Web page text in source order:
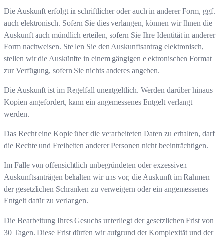
Die Auskunft erfolgt in schriftlicher oder auch in anderer Form, ggf.
auch elektronisch. Sofern Sie dies verlangen, können wir Ihnen die
Auskunft auch mündlich erteilen, sofern Sie Ihre Identität in anderer
Form nachweisen. Stellen Sie den Auskunftsantrag elektronisch,
stellen wir die Auskünfte in einem gängigen elektronischen Format
zur Verfügung, sofern Sie nichts anderes angeben.
Die Auskunft ist im Regelfall unentgeltlich. Werden darüber hinaus
Kopien angefordert, kann ein angemessenes Entgelt verlangt
werden.
Das Recht eine Kopie über die verarbeiteten Daten zu erhalten, darf
die Rechte und Freiheiten anderer Personen nicht beeinträchtigen.
Im Falle von offensichtlich unbegründeten oder exzessiven
Auskunftsanträgen behalten wir uns vor, die Auskunft im Rahmen
der gesetzlichen Schranken zu verweigern oder ein angemessenes
Entgelt dafür zu verlangen.
Die Bearbeitung Ihres Gesuchs unterliegt der gesetzlichen Frist von
30 Tagen. Diese Frist dürfen wir aufgrund der Komplexität und der